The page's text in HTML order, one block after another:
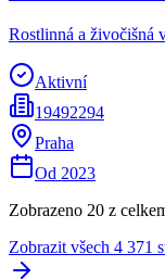
Rostlinná a živočišná
Aktivní
19492294
Praha
Od 2023
Zobrazeno 20 z
Zobrazit všech 4 371